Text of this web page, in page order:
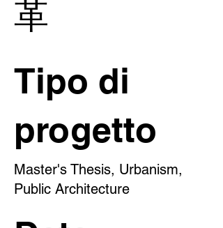
革
Tipo di
progetto
Master's Thesis, Urbanism,
Public Architecture